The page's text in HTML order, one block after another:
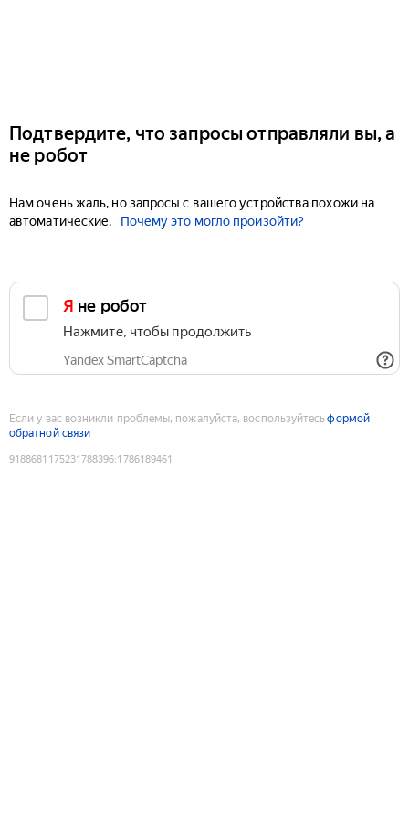
Подтвердите, что запросы отправляли вы, а
не робот
Нам очень жаль, но запросы с вашего устройства похожи на
автоматические.
Почему это могло произойти?
Я не робот
Нажмите, чтобы продолжить
Yandex SmartCaptcha
Если у вас возникли проблемы, пожалуйста, воспользуйтесьформой
обратной связи
9188681175231788396:1786189461